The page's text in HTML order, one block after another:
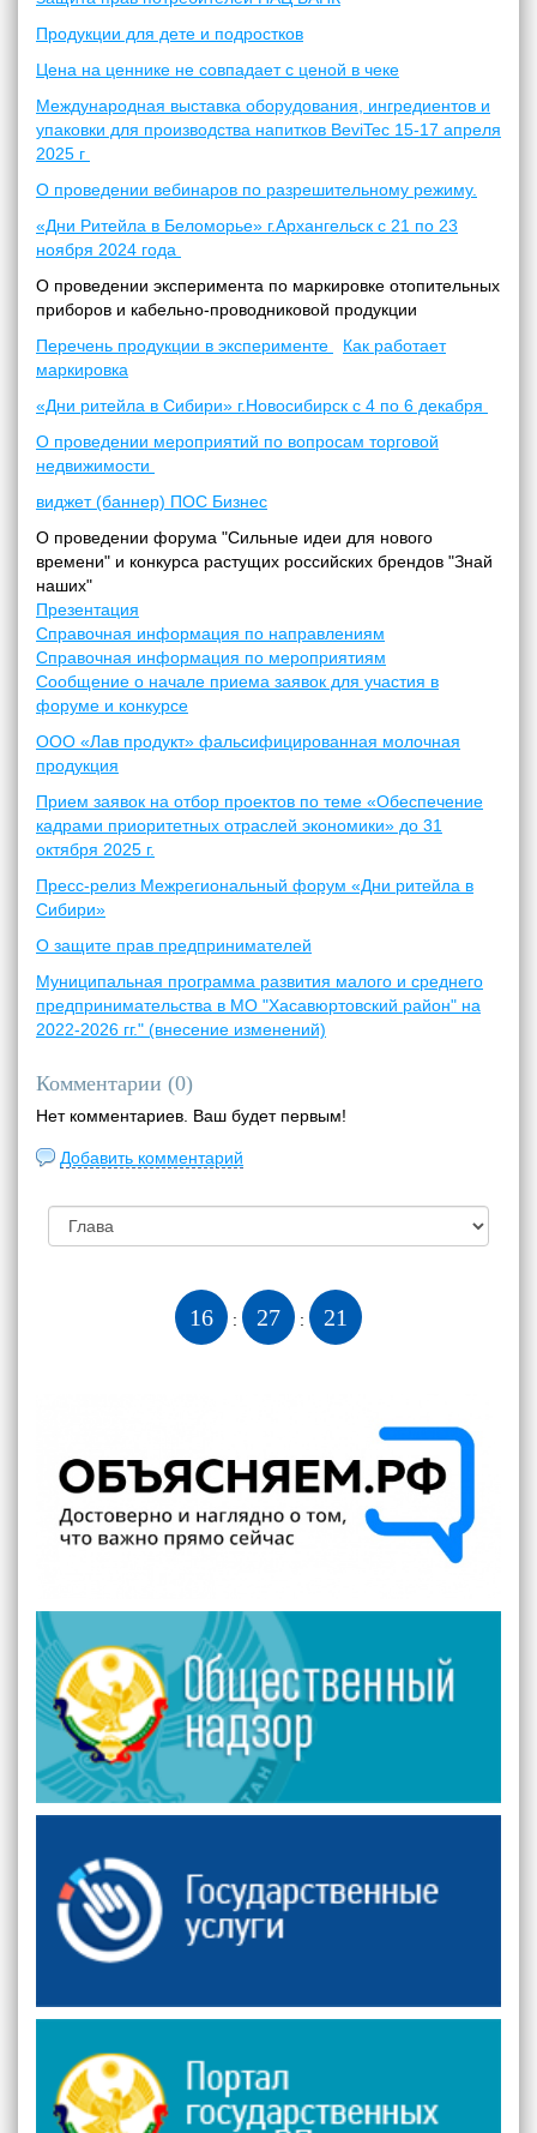
Продукции для дете и подростков
Цена на ценнике не совпадает с ценой в чеке
Международная выставка оборудования, ингредиентов и
упаковки для производства напитков BeviTec 15-17 апреля
2025 г
О проведении вебинаров по разрешительному режиму.
«Дни Ритейла в Беломорье» г.Архангельск с 21 по 23
ноября 2024 года
О проведении эксперимента по маркировке отопительных
приборов и кабельно-проводниковой продукции
Перечень продукции в эксперименте
Как работает
маркировка
«Дни ритейла в Сибири» г.Новосибирск с 4 по 6 декабря
О проведении мероприятий по вопросам торговой
недвижимости
виджет (баннер) ПОС Бизнес
О проведении форума "Сильные идеи для нового
времени" и конкурса растущих российских брендов "Знай
наших"
Презентация
Справочная информация по направлениям
Справочная информация по мероприятиям
Сообщение о начале приема заявок для участия в
форуме и конкурсе
ООО «Лав продукт» фальсифицированная молочная
продукция
Прием заявок на отбор проектов по теме «Обеспечение
кадрами приоритетных отраслей экономики» до 31
октября 2025 г.
Пресс-релиз Межрегиональный форум «Дни ритейла в
Сибири»
О защите прав предпринимателей
Муниципальная программа развития малого и среднего
предпринимательства в МО "Хасавюртовский район" на
2022-2026 гг." (внесение изменений)
Комментарии (0)
Нет комментариев. Ваш будет первым!
Добавить комментарий
16 : 27 : 22